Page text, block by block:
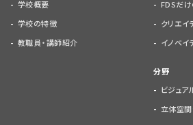
学校概要
学校の特徴
教職員・講師紹介
FDSだ
クリエイ
イノベイ
分野
ビジュア
立体空